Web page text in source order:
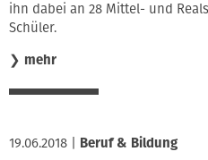
ihn dabei an 28 Mittel- und
Schüler.
❯ mehr
19.06.2018 Beruf & Bildung